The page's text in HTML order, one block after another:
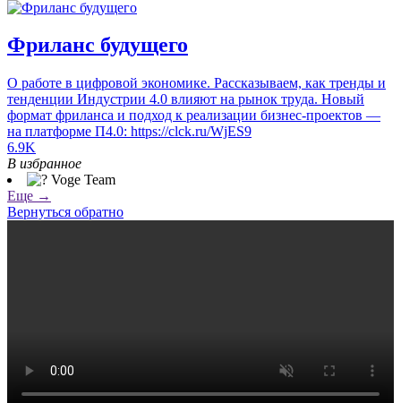
Фриланс будущего
О работе в цифровой экономике. Рассказываем, как тренды и
тенденции Индустрии 4.0 влияют на рынок труда. Новый
формат фриланса и подход к реализации бизнес-проектов —
на платформе П4.0: https://clck.ru/WjES9
6.9K
В избранное
Еще →
Вернуться обратно